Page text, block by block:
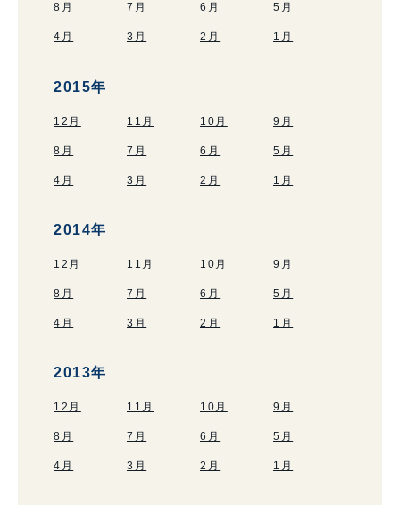
8月 7月 6月 5月
4月 3月 2月 1月
2015年
12月 11月 10月 9月
8月 7月 6月 5月
4月 3月 2月 1月
2014年
12月 11月 10月 9月
8月 7月 6月 5月
4月 3月 2月 1月
2013年
12月 11月 10月 9月
8月 7月 6月 5月
4月 3月 2月 1月